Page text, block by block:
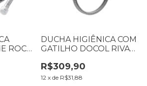
ROCO
DUCHA HIGIÊNICA COM
GATILHO DOCOL RIVA
R$309,90
12 x de R$31,88